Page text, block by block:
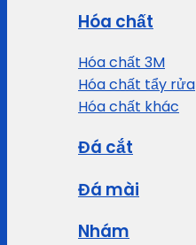
Hóa chất
Hóa chất 3M
Hóa chất tẩy rửa
Hóa chất khác
Đá cắt
Đá mài
Nhám